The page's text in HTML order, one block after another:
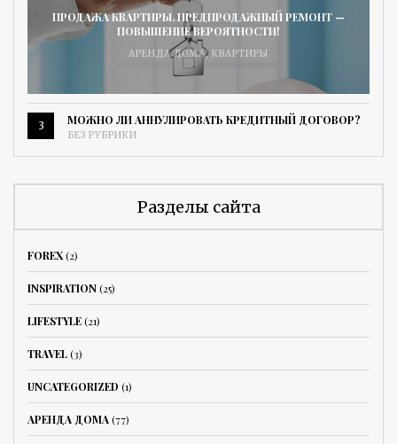
ПРОДАЖА КВАРТИРЫ. ПРЕДПРОДАЖНЫЙ РЕМОНТ —
ПОВЫШЕНИЕ ВЕРОЯТНОСТИ!
АРЕНДА ДОМА, КВАРТИРЫ
3 МОЖНО ЛИ АННУЛИРОВАТЬ КРЕДИТНЫЙ ДОГОВОР?
БЕЗ РУБРИКИ
Разделы сайта
FOREX(2)
INSPIRATION(25)
LIFESTYLE(21)
TRAVEL(3)
UNCATEGORIZED (1)
АРЕНДА ДОМА(77)